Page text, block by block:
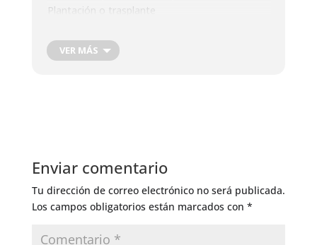
Plantación o trasplante
Cosecha de hojas, flores y frutos
Cosecha Plantas Medicinales
Riego General
VER MÁS
Enviar comentario
Tu dirección de correo electrónico no será publicada.
Los campos obligatorios están marcados con *